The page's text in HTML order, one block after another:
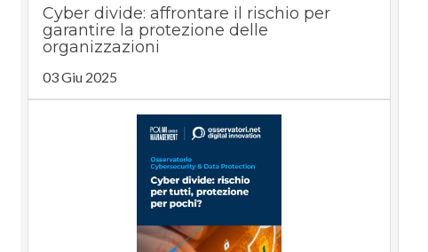
Cyber divide: affrontare il rischio per
garantire la protezione delle
organizzazioni
03 Giu 2025